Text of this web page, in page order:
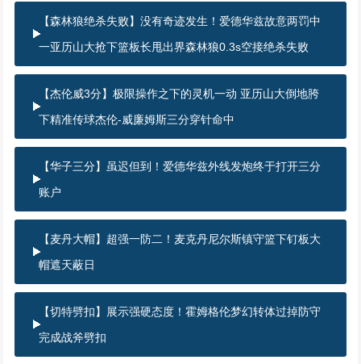
【森林狼绝杀失败】没有奇迹发生！爱德华兹故意两罚中
一亚历山大抢下篮板长甩出界森林狼0.3s空接绝杀失败
【杰伦威3分】极限操作之下的灵机一动 亚历山大倒地胯
下精准传球杰伦-威廉姆斯三分穿针命中
【华子三分】虽迟但到！爱德华兹外线发炮终于打开三分
账户
【麦丹大帽】超强一防二！麦克丹尼尔斯镇守篮下钉板大
帽遮天蔽日
【切特劈扣】展示强硬态度！霍姆格伦梦幻转体过掉防守
完成战斧劈扣